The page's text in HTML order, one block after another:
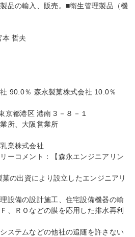
品の輸入、販売。■衛生管理製品（機
本 哲夫
90.0％ 森永製菓株式会社 10.0％
都港区 港南３－８－１
所、大阪営業所
業株式会社
ーコメント：【森永エンジニアリン
の出資により設立したエンジニアリ
設備の設計施工、住宅設備機器の輸
、ＲＯなどの膜を応用した排水再利
ステムなどの他社の追随を許さない